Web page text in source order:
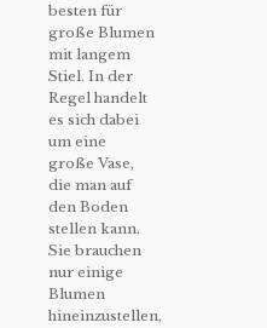
besten für
große Blumen
mit langem
Stiel. In der
Regel handelt
es sich dabei
um eine
große Vase,
die man auf
den Boden
stellen kann.
Sie brauchen
nur einige
Blumen
hineinzustellen,